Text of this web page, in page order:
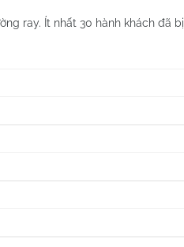
ray. Ít nhất 30 hành khách đã bị